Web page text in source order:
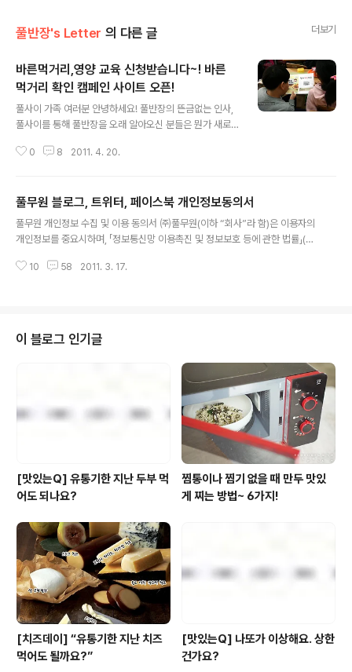
풀반장's Letter 의 다른 글 더보기
바른먹거리,영양 교육 신청받습니다~! 바른
먹거리 확인 캠페인 사이트 오픈!
풀사이 가족 여러분 안녕하세요! 풀반장의 뜬금없는 인사,
풀사이를 통해 풀반장을 오래 알아오신 분들은 뭔가 새로
(뭔가 패턴이 있는 풀반장... 알고보면 풀칸트?) 오늘은 바
있다는 사실 다 알고 계신가요? 지난 3월 18일에 MBC 스
페셜에 방송됐던 를 보셨던 분들이라면 이미 그 열풍을 뜨
겁게 느끼셨을텐데요~ 한국에서는 풀무원과 녹색소비자
다는 건 모두 아시죠? (저 풀반장이 취재도 다녀왔잖아요~
0 8 2011. 4. 20.
풀무원 블로그, 트위터, 페이스북 개인정보동의서
풀무원 개인정보 수집 및 이용 동의서 ㈜풀무원(이하 “회사”라 함)은 이용자의
개인정보를 중요시하며, 「정보통신망 이용촉진 및 정보보호 등에 관한 법률」(이
정보를 보호하기 위하여 다음과 같은 내용의 개인정보 수집 및 이용을 하고자
SNS(블로그. 트위터, 페이스북, 인스타그램) 이벤트 선물 배송에 필요한 필수
정보로 아래와 같은 개인정보를 수집하고 있습니다. 이용자의 기본적 인권 침해
10 58 2011. 3. 17.
이 블로그 인기글
[맛있는Q] 유통기한 지난 두부 먹
어도 되나요?
찜통이나 찜기 없을 때 만두 맛있
게 찌는 방법~ 6가지!
[치즈데이] “유통기한 지난 치즈
먹어도 될까요?”
[맛있는Q] 나또가 이상해요. 상한
건가요?